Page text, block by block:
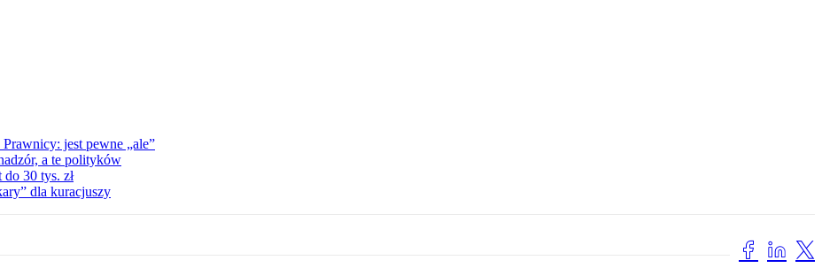
jest pewne „ale”
a te polityków
30 tys. zł
dla kuracjuszy